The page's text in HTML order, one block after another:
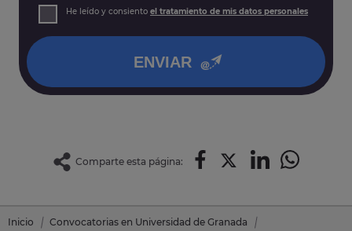
Derechos: Puede acceder, rectificar y suprimir sus datos,
así como otros derechos tal y como se explica en nuestra
He leído y consiento el tratamiento de mis datos personales
ENVIAR
Comparte esta página:
Inicio
Convocatorias en Universidad de Granada